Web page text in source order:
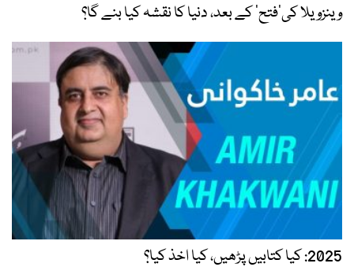
وینزویلا کی’فتح‘ کے بعد، دنیا کا نقشہ کیا بنے گا؟
2025: کیا کتابیں پڑھیں، کیا اخذ کیا؟